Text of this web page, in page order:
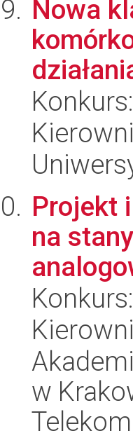
Nowa
Konkurs:
Projekt
na
Konkurs:
w